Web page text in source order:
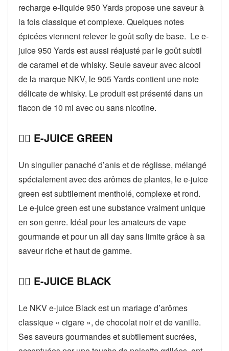
recharge e-liquide 950 Yards propose une saveur à
la fois classique et complexe. Quelques notes
épicées viennent relever le goût softy de base. Le e-
juice 950 Yards est aussi réajusté par le goût subtil
de caramel et de whisky. Seule saveur avec alcool
de la marque NKV, le 905 Yards contient une note
délicate de whisky. Le produit est présenté dans un
flacon de 10 ml avec ou sans nicotine.
👉🏻 E-JUICE GREEN
Un singulier panaché d’anis et de réglisse, mélangé
spécialement avec des arômes de plantes, le e-juice
green est subtilement mentholé, complexe et rond.
Le e-juice green est une substance vraiment unique
en son genre. Idéal pour les amateurs de vape
gourmande et pour un all day sans limite grâce à sa
saveur riche et haut de gamme.
👉🏻 E-JUICE BLACK
Le NKV e-juice Black est un mariage d’arômes
classique « cigare », de chocolat noir et de vanille.
Ses saveurs gourmandes et subtilement sucrées,